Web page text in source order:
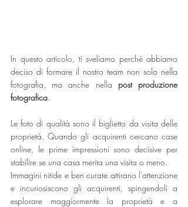
In questo articolo, ti sveliamo perché abbiamo
deciso di formare il nostro team non solo nella
fotografia, ma anche nella post produzione
fotografica
Le foto di qualità sono il biglietto da visita delle
proprietà. Quando gli acquirenti cercano case
online, le prime impressioni sono decisive per
stabilire se una casa merita una visita o meno.
Immagini nitide e ben curate attirano l'attenzione
e incuriosiscono gli acquirenti, spingendoli a
esplorare maggiormente la proprietà e a